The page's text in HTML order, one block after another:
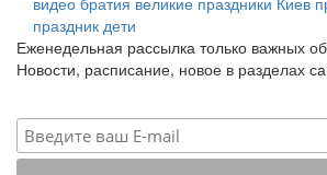
праздник дети
Еженедельная рассылка только важных
Новости, расписание, новое в разделах